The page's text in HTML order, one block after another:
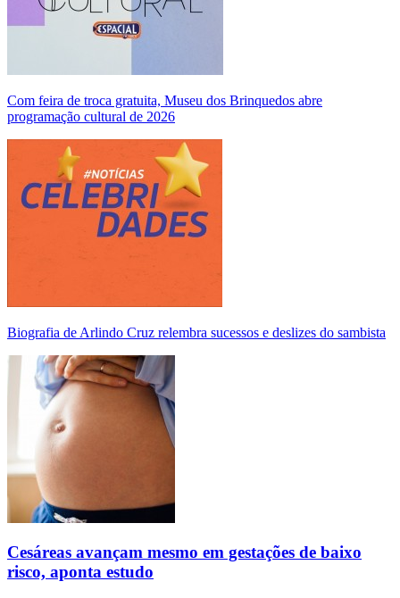
Com feira de troca gratuita, Museu dos Brinquedos abre
programação cultural de 2026
Biografia de Arlindo Cruz relembra sucessos e deslizes do sambista
Cesáreas avançam mesmo em gestações de baixo
risco, aponta estudo